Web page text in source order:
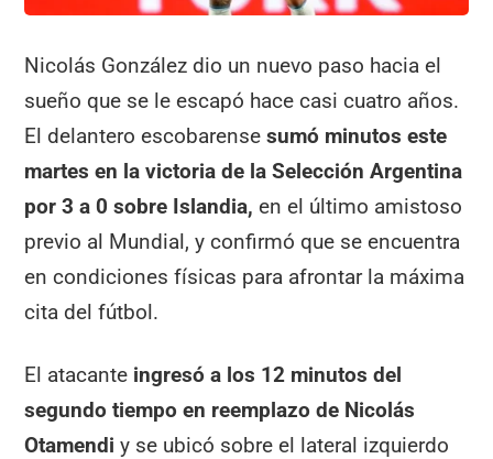
Nicolás González dio un nuevo paso hacia el
sueño que se le escapó hace casi cuatro años.
El delantero escobarensesumó minutos este
martes en la victoria de la Selección Argentina
por 3 a 0 sobre Islandia, en el último amistoso
previo al Mundial, y confirmó que se encuentra
en condiciones físicas para afrontar la máxima
cita del fútbol.
El atacante ingresó a los 12 minutos del
segundo tiempo en reemplazo de Nicolás
Otamendiy se ubicó sobre el lateral izquierdo